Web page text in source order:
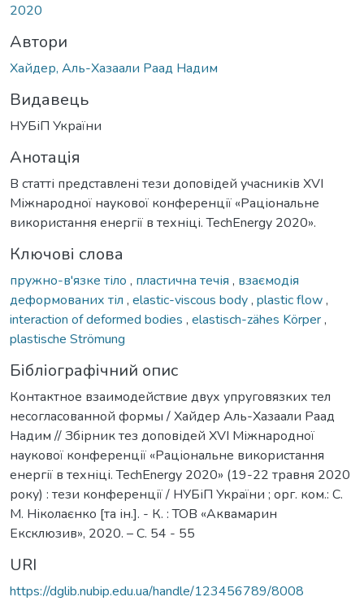
2020
Автори
Хайдер, Аль-Хазаали Раад Надим
Видавець
НУБіП України
Анотація
В статті представлені тези доповідей учасників XVІ
Міжнародної наукової конференції «Раціональне
використання енергії в техніці. TechEnergy 2020».
Ключові слова
пружно-в'язке тіло , пластична течія , взаємодія
деформованих тіл , elastic-viscous body, plastic flow,
interaction of deformed bodies , elastisch-zähes Körper,
plastische Strömung
Бібліографічний опис
Контактное взаимодействие двух упруговязких тел
несогласованной формы / Хайдер Аль-Хазаали Раад
Надим // Збірник тез доповідей XVІ Міжнародної
наукової конференції «Раціональне використання
енергії в техніці. TechEnergy 2020» (19-22 травня 2020
року) : тези конференції / НУБіП України ; орг. ком.: С.
М. Ніколаєнко [та ін.]. - К. : ТОВ «Аквамарин
Ексклюзив», 2020. – С. 54 - 55
URI
https://dglib.nubip.edu.ua/handle/123456789/8008